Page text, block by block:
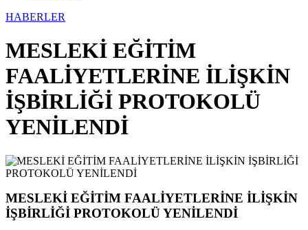
HABERLER
MESLEKİ EĞİTİM
FAALİYETLERİNE İLİŞKİN
İŞBİRLİĞİ PROTOKOLÜ
YENİLENDİ
MESLEKİ EĞİTİM FAALİYETLERİNE İLİŞKİN
İŞBİRLİĞİ PROTOKOLÜ YENİLENDİ